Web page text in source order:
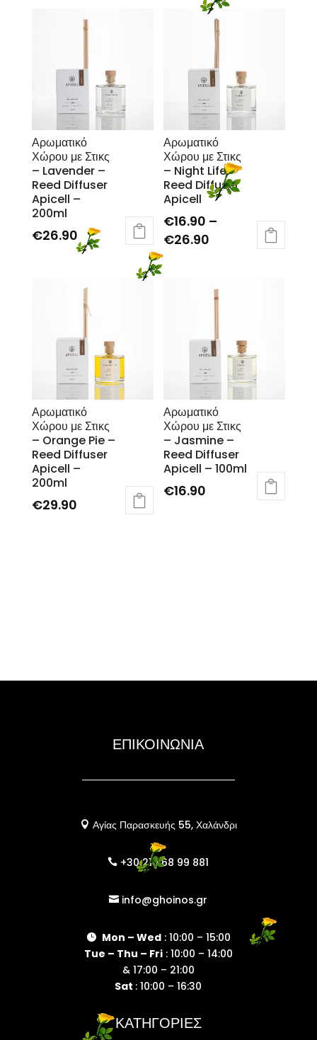
Αρωματικό
Χώρου με Στικς
– Lavender –
Reed Diffuser
Apicell –
200ml
€26.90
Αρωματικό
Χώρου με Στικς
– Night Life –
Reed Diffuser
Apicell
€16.90 –
€26.90
Αρωματικό
Χώρου με Στικς
– Orange Pie –
Reed Diffuser
Apicell –
200ml
€29.90
Αρωματικό
Χώρου με Στικς
– Jasmine –
Reed Diffuser
Apicell – 100ml
€16.90
ΕΠΙΚΟΙΝΩΝΙΑ
 Αγίας Παρασκευής 55, Χαλάνδρι
 +30 210 68 99 881
 info@ghoinos.gr
 Mon – Wed: 10:00 – 15:00
Tue – Thu – Fri: 10:00 – 14:00
& 17:00 – 21:00
Sat : 10:00 – 16:30
ΚΑΤΗΓΟΡΙΕΣ